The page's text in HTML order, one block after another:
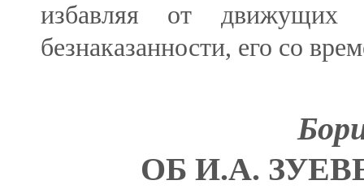
избавляя от
безнаказанности, его со
ОБ И.А.